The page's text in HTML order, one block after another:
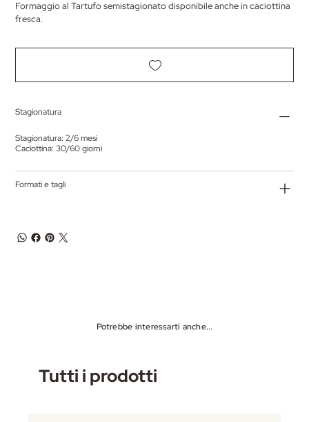
Formaggio al Tartufo semistagionato disponibile anche in caciottina
fresca.
Stagionatura
Stagionatura: 2/6 mesi
Caciottina: 30/60 giorni
Formati e tagli
Potrebbe interessarti anche...
Tutti i prodotti